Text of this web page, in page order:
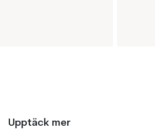
Upptäck mer